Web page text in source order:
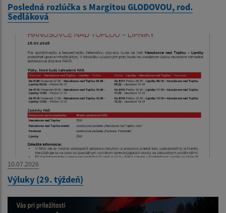
Posledná rozlúčka s Margitou GLODOVOU, rod.
Sedláková
10.07.2026
Výluky (29. týždeň)